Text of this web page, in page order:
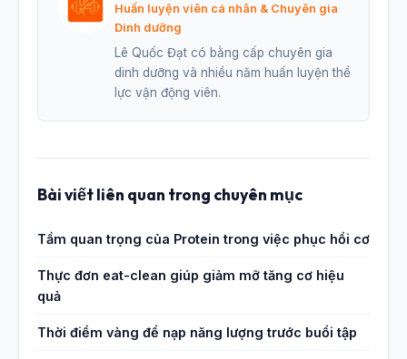
Huấn luyện viên cá nhân & Chuyên gia
Dinh dưỡng
Lê Quốc Đạt có bằng cấp chuyên gia
dinh dưỡng và nhiều năm huấn luyện thể
lực vận động viên.
Bài viết liên quan trong chuyên mục
Tầm quan trọng của Protein trong việc phục hồi cơ
Thực đơn eat-clean giúp giảm mỡ tăng cơ hiệu
quả
Thời điểm vàng để nạp năng lượng trước buổi tập